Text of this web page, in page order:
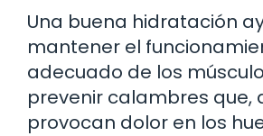
Una buena hidratación
mantener el
adecuado de los
prevenir calambres que,
provocan dolor en los